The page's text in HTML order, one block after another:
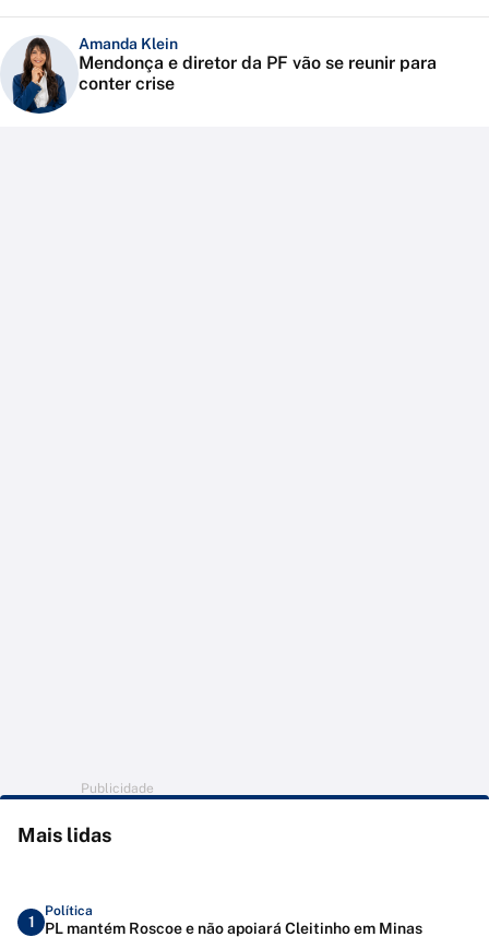
Amanda Klein
Mendonça e diretor da PF vão se reunir para
conter crise
Publicidade
Mais lidas
1
Política
PL mantém Roscoe e não apoiará Cleitinho em Minas